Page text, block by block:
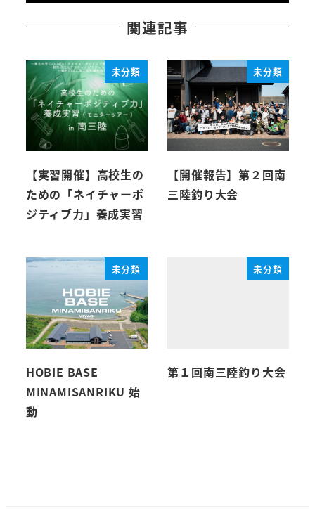
関連記事
未分類
【実習開催】高校生の
ための「ネイチャーポ
ジティブ力」養成実習
未分類
【開催報告】第２回南
三陸釣り大会
未分類
HOBIE BASE
MINAMISANRIKU 始
動
未分類
第１回南三陸釣り大会